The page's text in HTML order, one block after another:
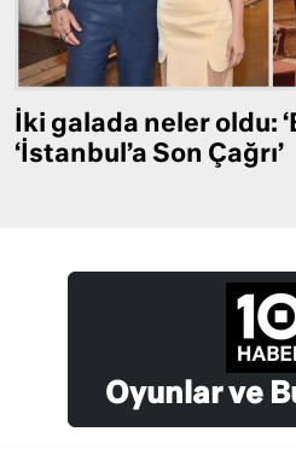
İki galada neler oldu:
‘İstanbul’a Son Çağrı’
Oyunlar ve